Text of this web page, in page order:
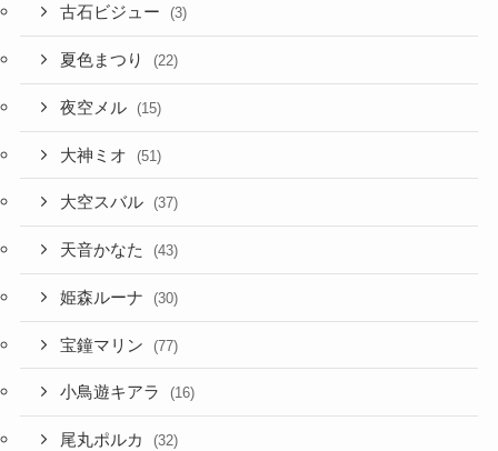
古石ビジュー (3)
夏色まつり (22)
夜空メル (15)
大神ミオ (51)
大空スバル (37)
天音かなた (43)
姫森ルーナ (30)
宝鐘マリン (77)
小鳥遊キアラ (16)
尾丸ポルカ (32)